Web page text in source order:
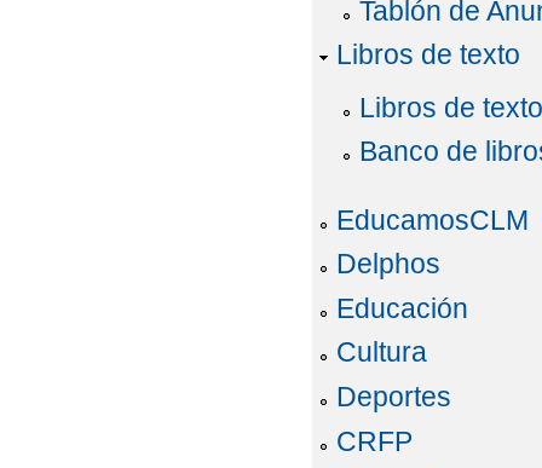
Tablón de
Libros de texto
Libros de
Banco de
EducamosCLM
Delphos
Educación
Cultura
Deportes
CRFP